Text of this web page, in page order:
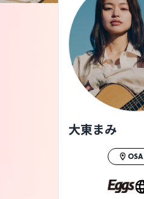
ライブ体験をもっと
に。
大東まみ